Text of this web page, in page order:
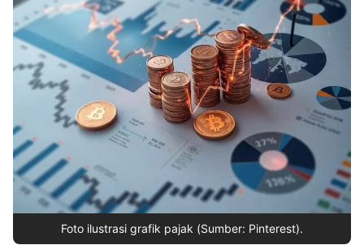
Partner
Insight
Suara
Lens
Daily
Jalan
Idealita
Kita
Dinamikapost.com
Radar
Seedbacklink
Follow
Kabarbaru
Foto ilustrasi grafik pajak (Sumber: Pinterest).